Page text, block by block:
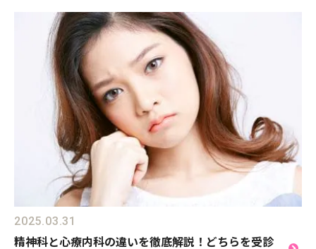
2025.03.31
精神科と心療内科の違いを徹底解説！どちらを受診